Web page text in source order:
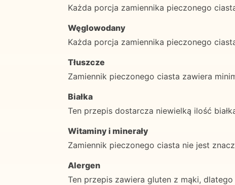
Każda porcja zamiennika pieczonego
Węglowodany
Każda porcja zamiennika pieczonego
Tłuszcze
Zamiennik pieczonego ciasta zawiera
Białka
Ten przepis dostarcza niewielką ilość
Witaminy i minerały
Zamiennik pieczonego ciasta nie jest
Alergen
Ten przepis zawiera gluten z mąki,